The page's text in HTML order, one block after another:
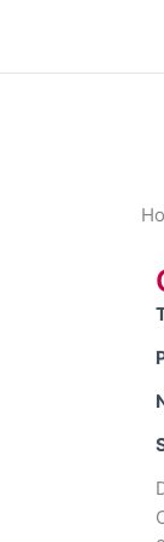
contenido